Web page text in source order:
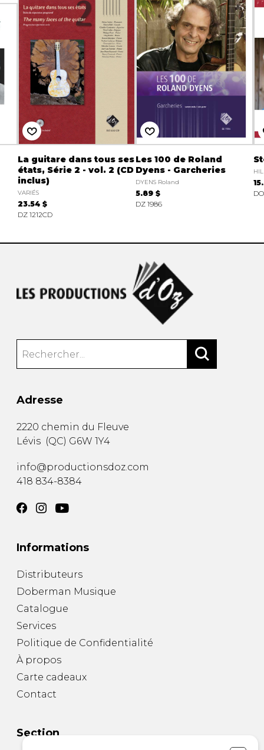
La guitare dans tous ses
états, Série 2 - vol. 2 (CD
inclus)
VARIÉS
23.54 $
DZ 1212CD
Les 100 de Roland
Dyens - Garcheries
DYENS Roland
5.89 $
DZ 1986
Adresse
2220 chemin du Fleuve
Lévis (QC) G6W 1Y4
info@productionsdoz.com
418 834-8384
Informations
Distributeurs
Doberman Musique
Catalogue
Services
Politique de Confidentialité
À propos
Carte cadeaux
Contact
Section